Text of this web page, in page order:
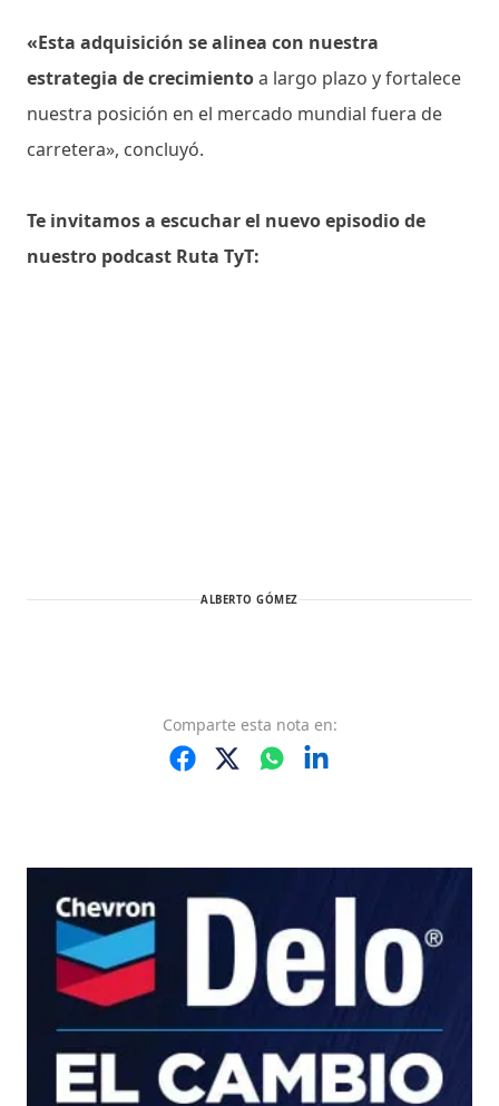
«Esta adquisición se alinea con nuestra
estrategia de crecimientoa largo plazo y fortalece
nuestra posición en el mercado mundial fuera de
carretera», concluyó.
Te invitamos a escuchar el nuevo episodio de
nuestro podcast Ruta TyT:
ALBERTO GÓMEZ
Comparte esta nota en: